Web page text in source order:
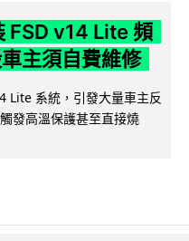
FSD v14 Lite 頻
主須自費維修
Lite 系統，引發大量車主反
發高溫保護甚至直接燒